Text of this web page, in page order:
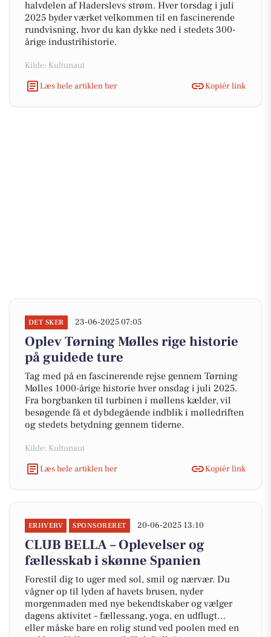
halvdelen af Haderslevs strøm. Hver torsdag i juli
2025 byder værket velkommen til en fascinerende
rundvisning, hvor du kan dykke ned i stedets 300-
årige industrihistorie.
Kilde: Kultunaut
Læs hele artiklen her
Kopiér link
DET SKER 23-06-2025 07:05
Oplev Tørning Mølles rige historie
på guidede ture
Tag med på en fascinerende rejse gennem Tørning
Mølles 1000-årige historie hver onsdag i juli 2025.
Fra borgbanken til turbinen i møllens kælder, vil
besøgende få et dybdegående indblik i mølledriften
og stedets betydning gennem tiderne.
Kilde: Kultunaut
Læs hele artiklen her
Kopiér link
ERHVERV SPONSORERET 20-06-2025 13:10
CLUB BELLA – Oplevelser og
fællesskab i skønne Spanien
Forestil dig to uger med sol, smil og nærvær. Du
vågner op til lyden af havets brusen, nyder
morgenmaden med nye bekendtskaber og vælger
dagens aktivitet – fællessang, yoga, en udflugt…
eller måske bare en rolig stund ved poolen med en